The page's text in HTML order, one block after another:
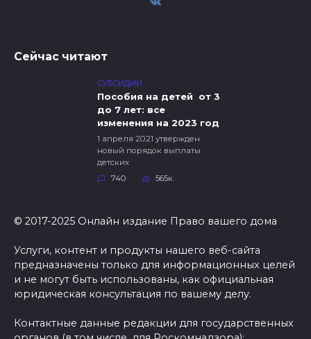
Сейчас читают
СУБСИДИИ
Пособия на детей от 3
до 7 лет: все
изменения на 2023 год
1 апреля 2021 утвержден
новый порядок выплаты
детских
740
565к.
© 2017-2025 Онлайн издание Право вашего дома
Услуги, контент и продукты нашего веб-сайта
предназначены только для информационных целей
и не могут быть использованы, как официальная
юридическая консультация по вашему делу.
Контактные данные редакции для государственных